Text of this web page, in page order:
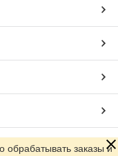
обрабатывать заказы и